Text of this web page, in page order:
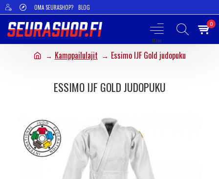
OMA SEURASHOP? BLOG
0
Kamppailulajit Essimo IJF Gold judopuku
ESSIMO IJF GOLD JUDOPUKU